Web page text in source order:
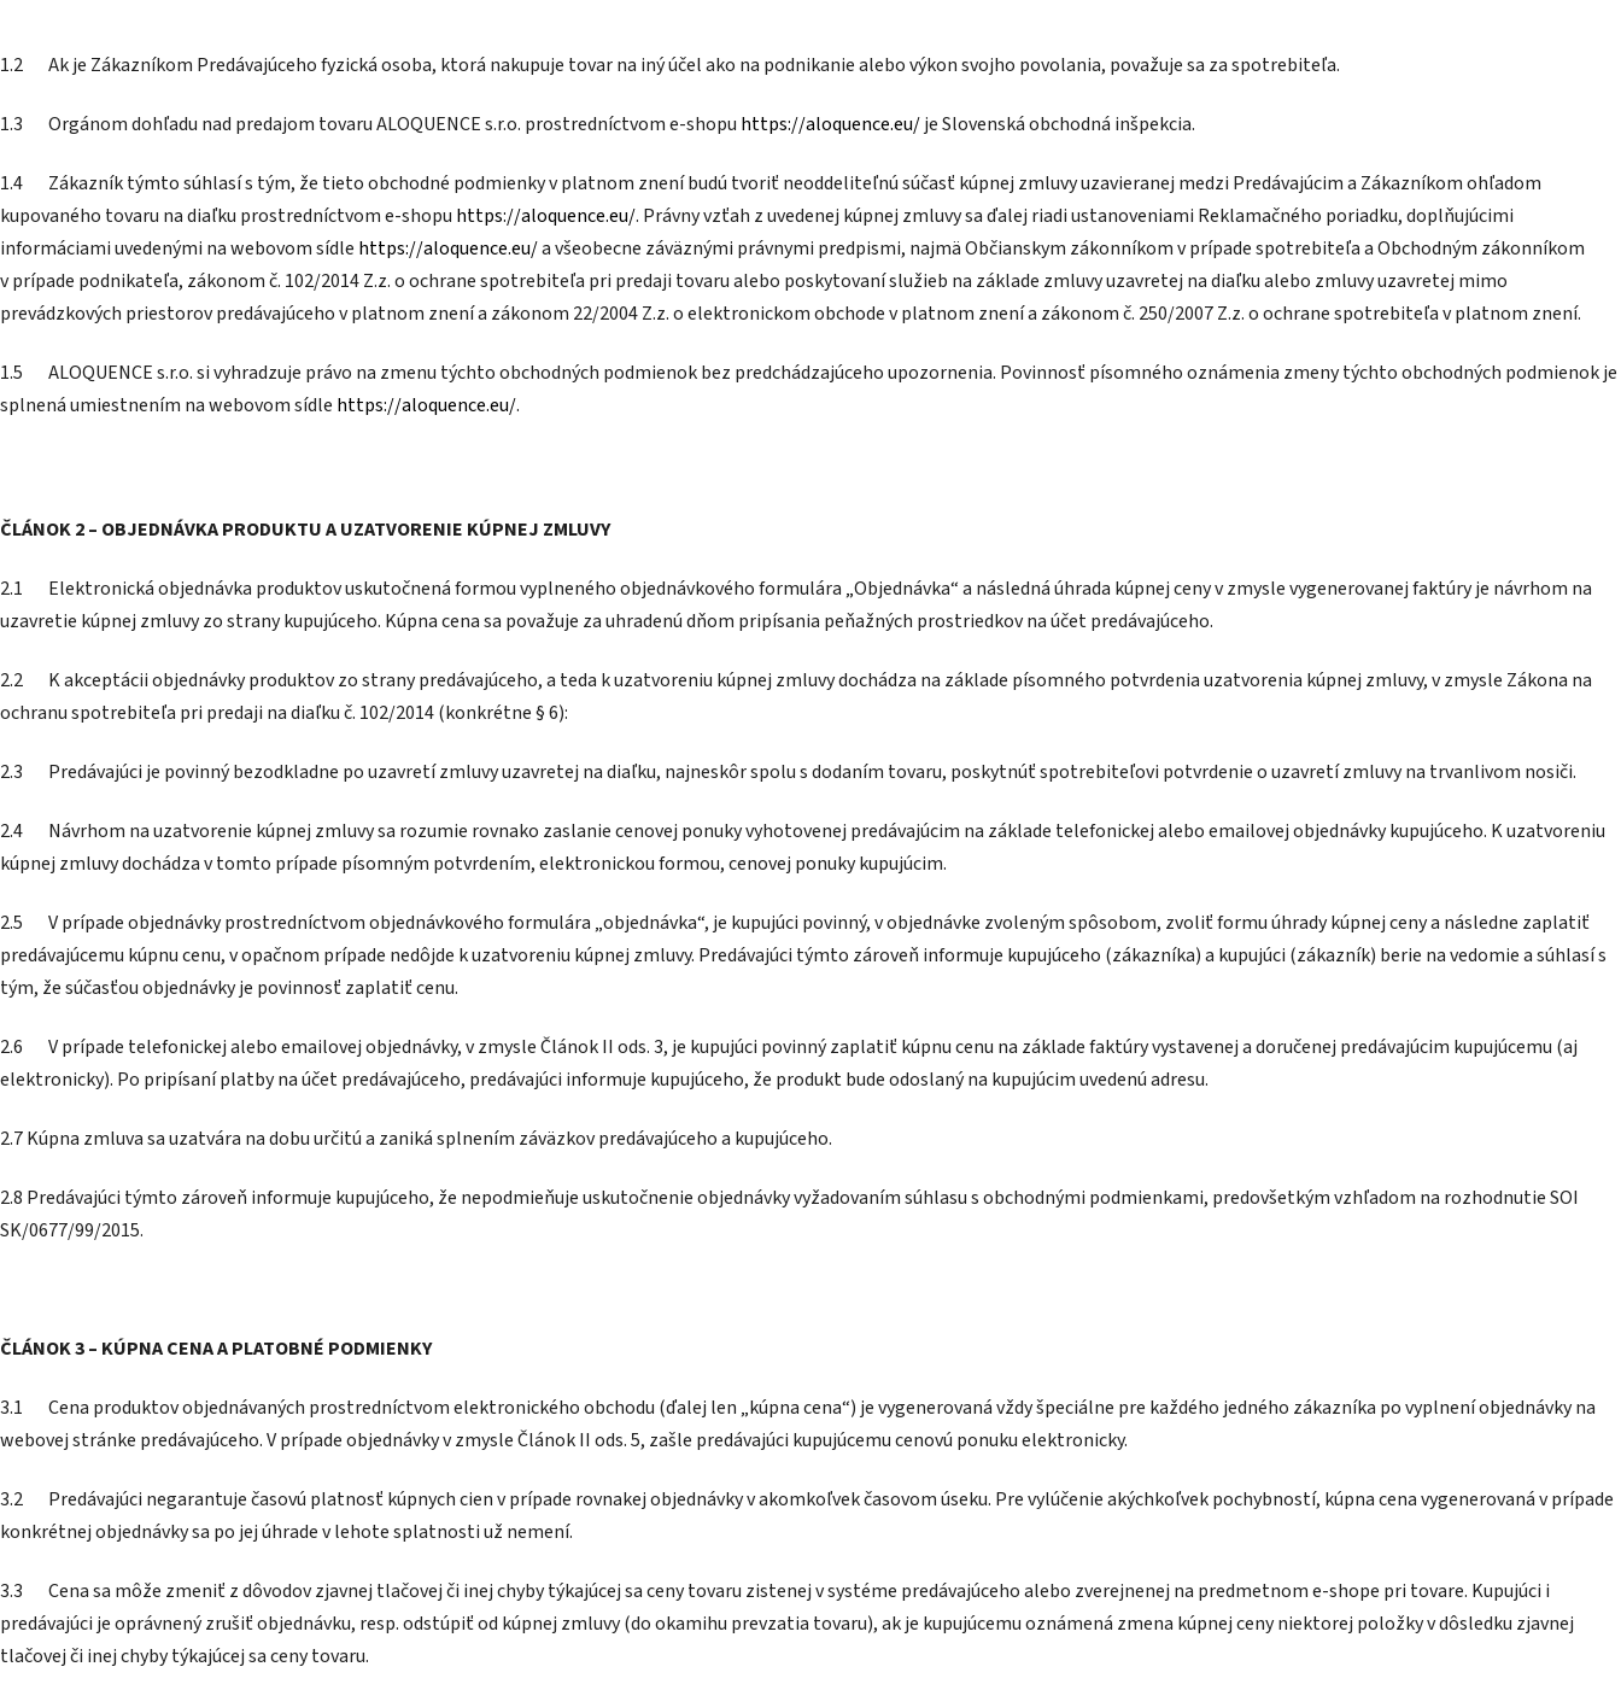
1.2 Ak je Zákazníkom Predávajúceho fyzická osoba, ktorá nakupuje tovar na iný účel ako na podnikanie alebo výkon svojho povolania, považuje sa za spotrebiteľa.
1.3 Orgánom dohľadu nad predajom tovaru ALOQUENCE s.r.o. prostredníctvom e-shopu https://aloquence.eu/je Slovenská obchodná inšpekcia.
1.4 Zákazník týmto súhlasí s tým, že tieto obchodné podmienky v platnom znení budú tvoriť neoddeliteľnú súčasť kúpnej zmluvy uzavieranej medzi Predávajúcim a Zákazníkom ohľadom
kupovaného tovaru na diaľku prostredníctvom e-shopu https://aloquence.eu/. Právny vzťah z uvedenej kúpnej zmluvy sa ďalej riadi ustanoveniami Reklamačného poriadku, doplňujúcimi
informáciami uvedenými na webovom sídle https://aloquence.eu/a všeobecne záväznými právnymi predpismi, najmä Občianskym zákonníkom v prípade spotrebiteľa a Obchodným zákonníkom
v prípade podnikateľa, zákonom č. 102/2014 Z.z. o ochrane spotrebiteľa pri predaji tovaru alebo poskytovaní služieb na základe zmluvy uzavretej na diaľku alebo zmluvy uzavretej mimo
prevádzkových priestorov predávajúceho v platnom znení a zákonom 22/2004 Z.z. o elektronickom obchode v platnom znení a zákonom č. 250/2007 Z.z. o ochrane spotrebiteľa v platnom znení.
1.5 ALOQUENCE s.r.o. si vyhradzuje právo na zmenu týchto obchodných podmienok bez predchádzajúceho upozornenia. Povinnosť písomného oznámenia zmeny týchto obchodných podmienok je
splnená umiestnením na webovom sídle https://aloquence.eu/.
ČLÁNOK 2 – OBJEDNÁVKA PRODUKTU A UZATVORENIE KÚPNEJ ZMLUVY
2.1 Elektronická objednávka produktov uskutočnená formou vyplneného objednávkového formulára „Objednávka“ a následná úhrada kúpnej ceny v zmysle vygenerovanej faktúry je návrhom na
uzavretie kúpnej zmluvy zo strany kupujúceho. Kúpna cena sa považuje za uhradenú dňom pripísania peňažných prostriedkov na účet predávajúceho.
2.2 K akceptácii objednávky produktov zo strany predávajúceho, a teda k uzatvoreniu kúpnej zmluvy dochádza na základe písomného potvrdenia uzatvorenia kúpnej zmluvy, v zmysle Zákona na
ochranu spotrebiteľa pri predaji na diaľku č. 102/2014 (konkrétne § 6):
2.3 Predávajúci je povinný bezodkladne po uzavretí zmluvy uzavretej na diaľku, najneskôr spolu s dodaním tovaru, poskytnúť spotrebiteľovi potvrdenie o uzavretí zmluvy na trvanlivom nosiči.
2.4 Návrhom na uzatvorenie kúpnej zmluvy sa rozumie rovnako zaslanie cenovej ponuky vyhotovenej predávajúcim na základe telefonickej alebo emailovej objednávky kupujúceho. K uzatvoreniu
kúpnej zmluvy dochádza v tomto prípade písomným potvrdením, elektronickou formou, cenovej ponuky kupujúcim.
2.5 V prípade objednávky prostredníctvom objednávkového formulára „objednávka“, je kupujúci povinný, v objednávke zvoleným spôsobom, zvoliť formu úhrady kúpnej ceny a následne zaplatiť
predávajúcemu kúpnu cenu, v opačnom prípade nedôjde k uzatvoreniu kúpnej zmluvy. Predávajúci týmto zároveň informuje kupujúceho (zákazníka) a kupujúci (zákazník) berie na vedomie a súhlasí s
tým, že súčasťou objednávky je povinnosť zaplatiť cenu.
2.6 V prípade telefonickej alebo emailovej objednávky, v zmysle Článok II ods. 3, je kupujúci povinný zaplatiť kúpnu cenu na základe faktúry vystavenej a doručenej predávajúcim kupujúcemu (aj
elektronicky). Po pripísaní platby na účet predávajúceho, predávajúci informuje kupujúceho, že produkt bude odoslaný na kupujúcim uvedenú adresu.
2.7 Kúpna zmluva sa uzatvára na dobu určitú a zaniká splnením záväzkov predávajúceho a kupujúceho.
2.8 Predávajúci týmto zároveň informuje kupujúceho, že nepodmieňuje uskutočnenie objednávky vyžadovaním súhlasu s obchodnými podmienkami, predovšetkým vzhľadom na rozhodnutie SOI
SK/0677/99/2015.
ČLÁNOK 3 – KÚPNA CENA A PLATOBNÉ PODMIENKY
3.1 Cena produktov objednávaných prostredníctvom elektronického obchodu (ďalej len „kúpna cena“) je vygenerovaná vždy špeciálne pre každého jedného zákazníka po vyplnení objednávky na
webovej stránke predávajúceho. V prípade objednávky v zmysle Článok II ods. 5, zašle predávajúci kupujúcemu cenovú ponuku elektronicky.
3.2 Predávajúci negarantuje časovú platnosť kúpnych cien v prípade rovnakej objednávky v akomkoľvek časovom úseku. Pre vylúčenie akýchkoľvek pochybností, kúpna cena vygenerovaná v prípade
konkrétnej objednávky sa po jej úhrade v lehote splatnosti už nemení.
3.3 Cena sa môže zmeniť z dôvodov zjavnej tlačovej či inej chyby týkajúcej sa ceny tovaru zistenej v systéme predávajúceho alebo zverejnenej na predmetnom e-shope pri tovare. Kupujúci i
predávajúci je oprávnený zrušiť objednávku, resp. odstúpiť od kúpnej zmluvy (do okamihu prevzatia tovaru), ak je kupujúcemu oznámená zmena kúpnej ceny niektorej položky v dôsledku zjavnej
tlačovej či inej chyby týkajúcej sa ceny tovaru.